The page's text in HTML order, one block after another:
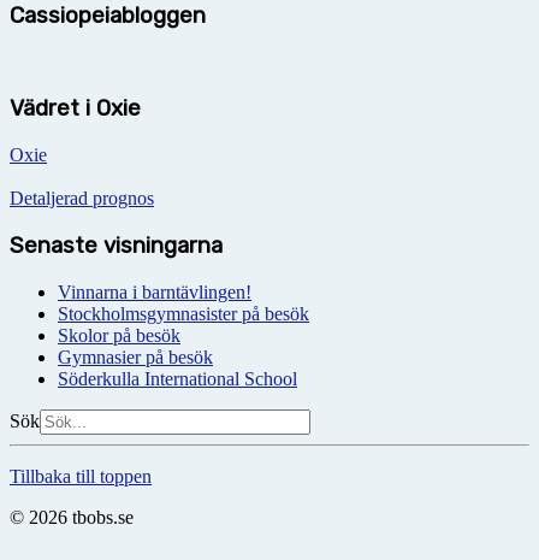
Cassiopeiabloggen
Vädret i Oxie
Oxie
Detaljerad prognos
Senaste visningarna
Vinnarna i barntävlingen!
Stockholmsgymnasister på besök
Skolor på besök
Gymnasier på besök
Söderkulla International School
Sök
Tillbaka till toppen
© 2026 tbobs.se